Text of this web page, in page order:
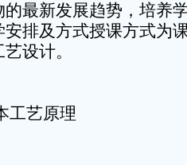
最新发展趋势，培养
排及方式授课方式为
设计。
工艺原理